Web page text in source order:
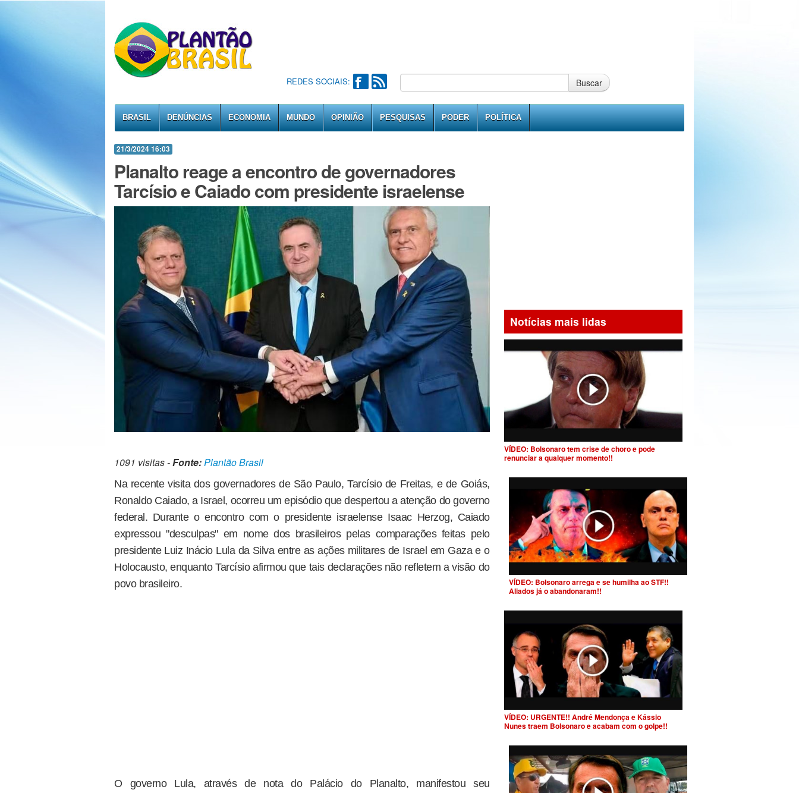
REDES SOCIAIS: Buscar
BRASIL DENÚNCIAS ECONOMIA MUNDO OPINIÃO PESQUISAS PODER POLÍTICA
21/3/2024 16:03
Planalto reage a encontro de governadores
Tarcísio e Caiado com presidente israelense
1091 visitas -Fonte:Plantão Brasil
Na recente visita dos governadores de São Paulo, Tarcísio de Freitas, e de Goiás,
Ronaldo Caiado, a Israel, ocorreu um episódio que despertou a atenção do governo
federal. Durante o encontro com o presidente israelense Isaac Herzog, Caiado
expressou "desculpas" em nome dos brasileiros pelas comparações feitas pelo
presidente Luiz Inácio Lula da Silva entre as ações militares de Israel em Gaza e o
Holocausto, enquanto Tarcísio afirmou que tais declarações não refletem a visão do
povo brasileiro.
O governo Lula, através de nota do Palácio do Planalto, manifestou seu
Notícias mais lidas
VÍDEO: Bolsonaro tem crise de choro e pode
renunciar a qualquer momento!!
VÍDEO: Bolsonaro arrega e se humilha ao STF!!
Aliados já o abandonaram!!
VÍDEO: URGENTE!! André Mendonça e Kássio
Nunes traem Bolsonaro e acabam com o golpe!!